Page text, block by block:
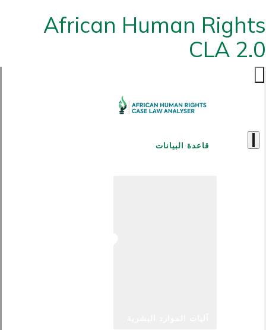
African Human Rights
CLA 2.0
قاعدة البيانات